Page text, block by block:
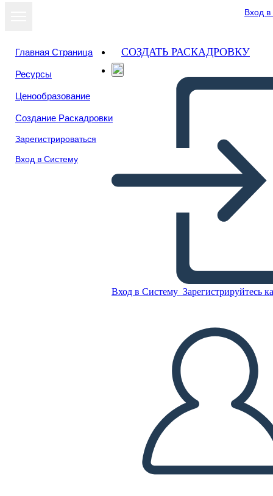
Вход
Главная Страница
Ресурсы
Ценообразование
Создание Раскадровки
Зарегистрироваться
Вход в Систему
СОЗДАТЬ РАСКАДРОВКУ
Вход в Систему Зарегистрируйтесь
ВОСПРОИЗВЕСТИ СЛАЙД-ШОУ
ПОЧИТАЙ МНЕ
Посмотреть
как слайд-шоу